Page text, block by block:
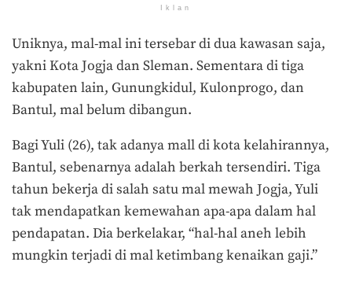
Iklan
Uniknya, mal-mal ini tersebar di dua kawasan saja,
yakni Kota Jogja dan Sleman. Sementara di tiga
kabupaten lain, Gunungkidul, Kulonprogo, dan
Bantul, mal belum dibangun.
Bagi Yuli (26), tak adanya mall di kota kelahirannya,
Bantul, sebenarnya adalah berkah tersendiri. Tiga
tahun bekerja di salah satu mal mewah Jogja, Yuli
tak mendapatkan kemewahan apa-apa dalam hal
pendapatan. Dia berkelakar, “hal-hal aneh lebih
mungkin terjadi di mal ketimbang kenaikan gaji.”